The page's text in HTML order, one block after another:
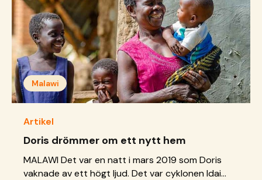
efter-katastrofen-i-indonesien/">Continued</a>
Malawi
Artikel
Doris drömmer om ett nytt hem
MALAWI Det var en natt i mars 2019 som Doris
vaknade av ett högt ljud. Det var cyklonen Idai